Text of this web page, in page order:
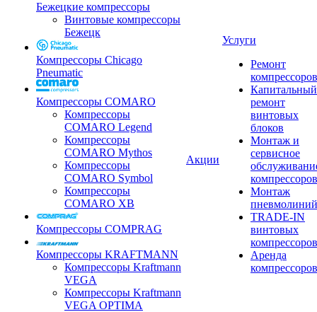
Бежецкие компрессоры
Винтовые компрессоры
Бежецк
Компрессоры Chicago
Pneumatic
Компрессоры COMARO
Компрессоры
COMARO Legend
Компрессоры
COMARO Mythos
Компрессоры
COMARO Symbol
Компрессоры
COMARO XB
Компрессоры COMPRAG
Компрессоры KRAFTMANN
Компрессоры Kraftmann
VEGA
Компрессоры Kraftmann
VEGA OPTIMA
Акции
Услуги
Ремонт
компрессоров
Капитальный
ремонт
винтовых
блоков
Монтаж и
сервисное
компрессоров
Монтаж
пневмолиний
TRADE-IN
винтовых
компрессоров
Аренда
компрессоров